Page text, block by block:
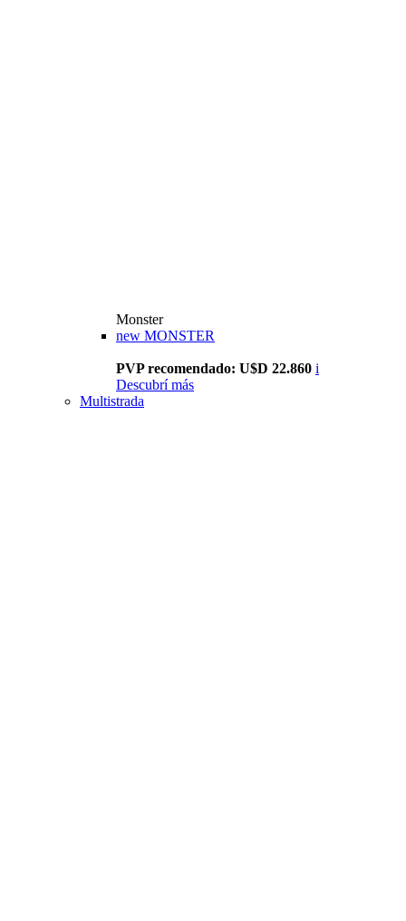
Monster
new MONSTER
PVP recomendado: U$D 22.860 i
Descubrí más
Multistrada